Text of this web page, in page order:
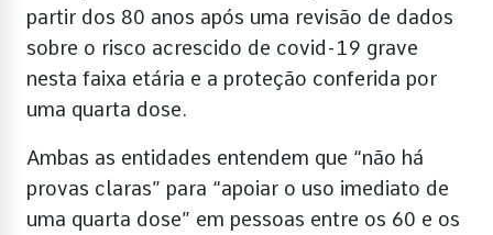
partir dos 80 anos após uma revisão de dados
sobre o risco acrescido de covid-19 grave
nesta faixa etária e a proteção conferida por
uma quarta dose.
Ambas as entidades entendem que “não há
provas claras” para “apoiar o uso imediato de
uma quarta dose” em pessoas entre os 60 e os